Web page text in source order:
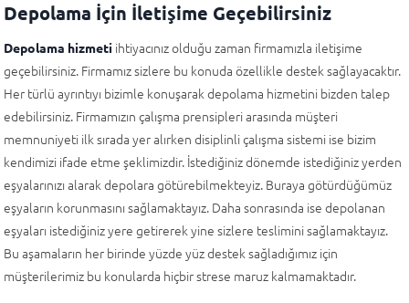
Depolama İçin İletişime Geçebilirsiniz
Depolama hizmeti ihtiyacınız olduğu zaman firmamızla iletişime
geçebilirsiniz. Firmamız sizlere bu konuda özellikle destek sağlayacaktır.
Her türlü ayrıntıyı bizimle konuşarak depolama hizmetini bizden talep
edebilirsiniz. Firmamızın çalışma prensipleri arasında müşteri
memnuniyeti ilk sırada yer alırken disiplinli çalışma sistemi ise bizim
kendimizi ifade etme şeklimizdir. İstediğiniz dönemde istediğiniz yerden
eşyalarınızı alarak depolara götürebilmekteyiz. Buraya götürdüğümüz
eşyaların korunmasını sağlamaktayız. Daha sonrasında ise depolanan
eşyaları istediğiniz yere getirerek yine sizlere teslimini sağlamaktayız.
Bu aşamaların her birinde yüzde yüz destek sağladığımız için
müşterilerimiz bu konularda hiçbir strese maruz kalmamaktadır.